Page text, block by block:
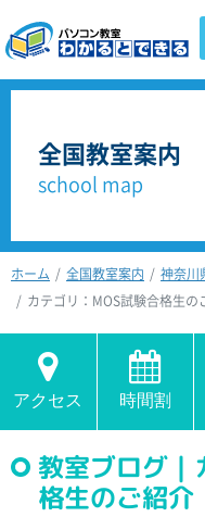
全国教室案内
school map
ホーム 全国教室案内 神奈川
カテゴリ：MOS試験合格生の
アクセス 時間割
教室ブログ｜
格生のご紹介